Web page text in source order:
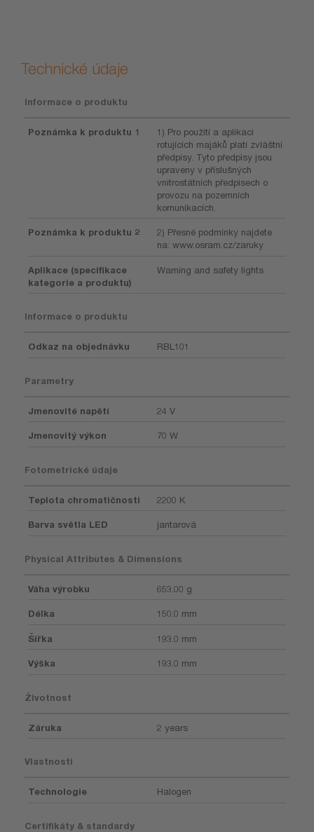
Technické údaje
Informace o produktu
Poznámka k produktu 1
1) Pro použití a aplikaci
rotujících majáků platí zvláštní
předpisy. Tyto předpisy jsou
upraveny v příslušných
vnitrostátních předpisech o
provozu na pozemních
komunikacích.
Poznámka k produktu 2
2) Přesné podmínky najdete
na: www.osram.cz/zaruky
Aplikace (specifikace
kategorie a produktu)
Warning and safety lights
Informace o produktu
Odkaz na objednávku RBL101
Parametry
Jmenovité napětí 24 V
Jmenovitý výkon 70 W
Fotometrické údaje
Teplota chromatičnosti 2200 K
Barva světla LED jantarová
Physical Attributes & Dimensions
Váha výrobku 653.00 g
Délka 150.0 mm
Šířka 193.0 mm
Výška 193.0 mm
Životnost
Záruka 2 years
Vlastnosti
Technologie Halogen
Certifikáty & standardy